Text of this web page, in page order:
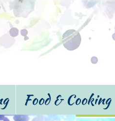
Food & Cooking